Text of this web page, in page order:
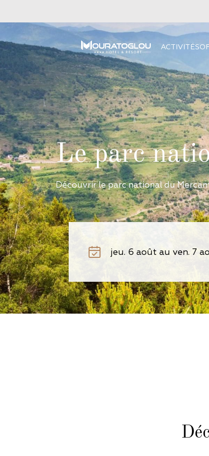
ACTIVITÉS
Le parc
Découvrir le parc national du